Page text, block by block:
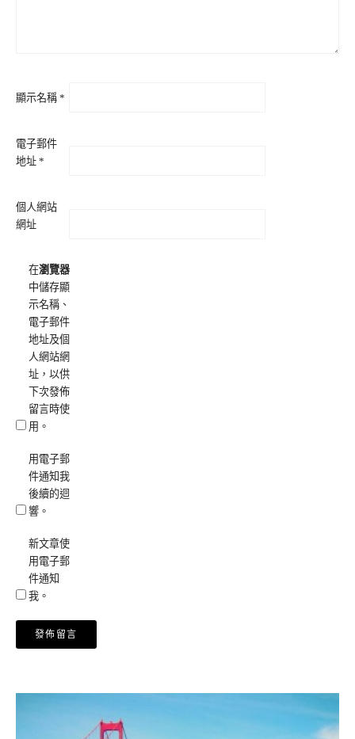
顯示名稱 *
電子郵件
地址 *
個人網站
網址
在瀏覽器
中儲存顯
示名稱、
電子郵件
地址及個
人網站網
址，以供
下次發佈
留言時使
用。
用電子郵
件通知我
後續的迴
響。
新文章使
用電子郵
件通知
我。